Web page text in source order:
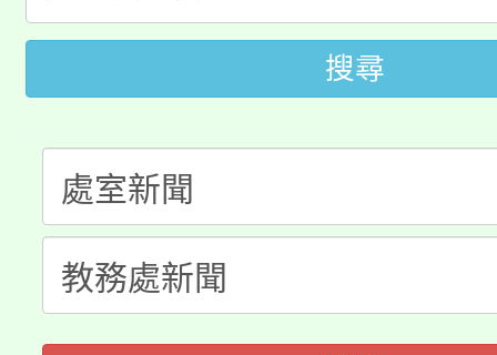
車」活動
桃園市115學年度學生
生本土語及新住民語歌
公告本校115學年度第
代理(課)教師甄選結果(
代理(課)教師甄選結果(
轉知中國文化大學推廣
《TA101》溝通分析基
程，歡迎學生輔導中心
搜尋